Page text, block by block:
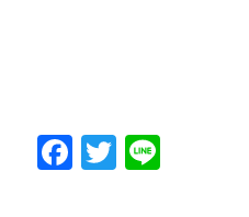
Facebook
Twitter